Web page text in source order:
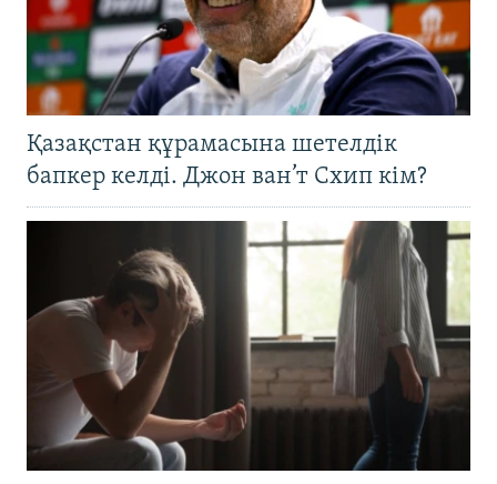
Қазақстан құрамасына шетелдік
бапкер келді. Джон ван’т Схип кім?